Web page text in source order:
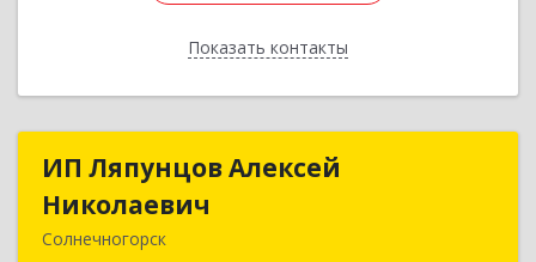
Показать контакты
Назад
ИП Ляпунцов Алексей
Николаевич
Солнечногорск
ИП Ляпунцов Алексей